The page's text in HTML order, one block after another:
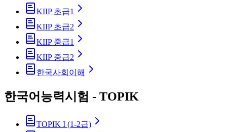
KIIP 초급1
KIIP 초급2
KIIP 중급1
KIIP 중급2
한국사회이해
한국어능력시험 - TOPIK
TOPIK I (1-2급)